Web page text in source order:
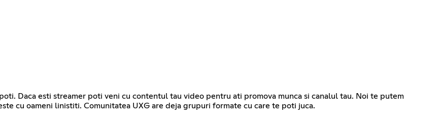
Daca esti streamer poti veni cu contentul tau video pentru ati promova munca si canalul tau. Noi te putem
cu oameni linistiti. Comunitatea UXG are deja grupuri formate cu care te poti juca.